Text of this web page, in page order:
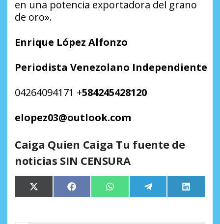
en una potencia exportadora del grano
de oro».
Enrique López Alfonzo
Periodista Venezolano Independiente
04264094171 +584245428120
elopez03@outlook.com
Caiga Quien Caiga Tu fuente de
noticias SIN CENSURA
Compartir
en
X
(Twitter)
Compartir
en
Facebook Compartir
en
WhatsApp Compartir
en
Telegram
en
LinkedIn